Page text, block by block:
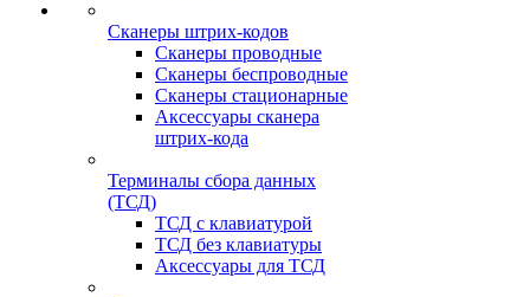
Сканеры штрих-кодов
Сканеры проводные
Сканеры беспроводные
Сканеры стационарные
Аксессуары сканера
штрих-кода
Терминалы сбора данных
(ТСД)
ТСД с клавиатурой
ТСД без клавиатуры
Аксессуары для ТСД